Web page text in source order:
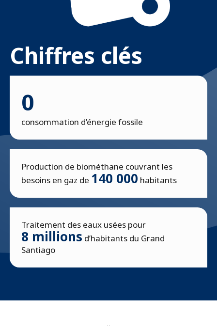
0
consommation d’énergie fossile
Production de biométhane couvrant les
besoins en gaz de 140 000 habitants
Traitement des eaux usées pour
8 millions d’habitants du Grand
Santiago
Chiffres clés